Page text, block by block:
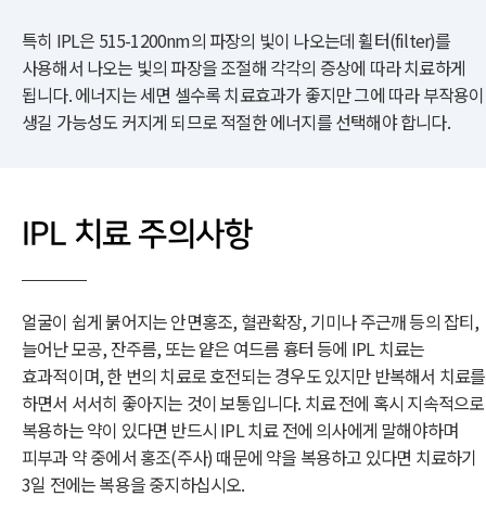
특히 IPL은 515-1200nm의 파장의 빛이 나오는데 휠터(filter)를
사용해서 나오는 빛의 파장을 조절해 각각의 증상에 따라 치료하게
됩니다. 에너지는 세면 셀수록 치료효과가 좋지만 그에 따라 부작용이
생길 가능성도 커지게 되므로 적절한 에너지를 선택해야 합니다.
IPL 치료 주의사항
얼굴이 쉽게 붉어지는 안면홍조, 혈관확장, 기미나 주근깨 등의 잡티,
늘어난 모공, 잔주름, 또는 얕은 여드름 흉터 등에 IPL 치료는
효과적이며, 한 번의 치료로 호전되는 경우도 있지만 반복해서 치료를
하면서 서서히 좋아지는 것이 보통입니다. 치료 전에 혹시 지속적으로
복용하는 약이 있다면 반드시 IPL 치료 전에 의사에게 말해야하며
피부과 약 중에서 홍조(주사) 때문에 약을 복용하고 있다면 치료하기
3일 전에는 복용을 중지하십시오.